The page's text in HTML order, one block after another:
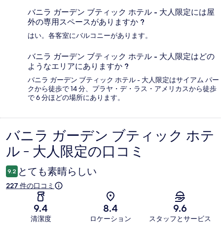
バニラ ガーデン ブティック ホテル - 大人限定には屋
外の専用スペースがありますか ?
はい。各客室にバルコニーがあります。
バニラ ガーデン ブティック ホテル - 大人限定はどの
ようなエリアにありますか ?
バニラ ガーデン ブティック ホテル - 大人限定はサイアム パー
クから徒歩で 14 分、プラヤ・デ・ラス・アメリカスから徒歩
で 6 分ほどの場所にあります。
口
コ
ミ
バニラ ガーデン ブティック ホテ
ル - 大人限定の口コミ
9.2 とても素晴らしい
227 件の口コミ
9.4
清潔度
8.4
ロケーション
9.6
スタッフとサービス